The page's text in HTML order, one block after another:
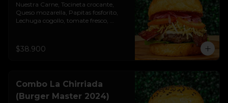
Nuestra Carne, Tocineta crocante,
Queso mozarella, Papitas fosforito,
Lechuga cogollo, tomate fresco,
rústicas a la francesa y bebida.
$38.900
Combo La Chirriada
(Burger Master 2024)